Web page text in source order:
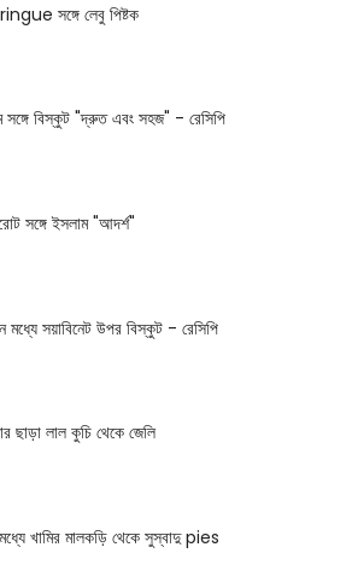
সঙ্গে লেবু পিষ্টক
সঙ্গে বিস্কুট "দ্রুত এবং সহজ" - রেসিপি
সঙ্গে ইসলাম "আদর্শ"
মধ্যে সয়াবিনেট উপর বিস্কুট - রেসিপি
ছাড়া লাল কুচি থেকে জেলি
খামির মালকড়ি থেকে সুস্বাদু pies